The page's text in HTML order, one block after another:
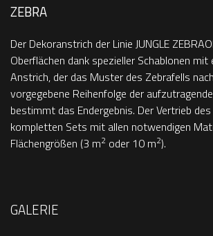
ZEBRA
Der Dekoranstrich der Linie JUNGLE
Oberflächen dank spezieller Schablonen
Anstrich, der das Muster des Zebrafells
vorgegebene Reihenfolge der
bestimmt das Endergebnis. Der Vertrieb
kompletten Sets mit allen notwendigen
Flächengrößen (3 m2 oder 10 m2).
GALERIE